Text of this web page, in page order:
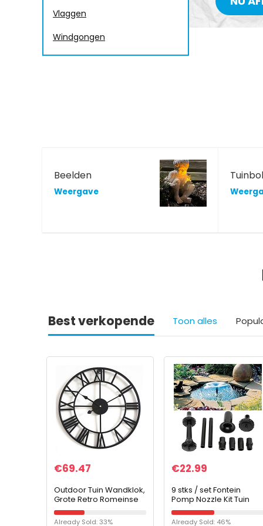
Vlaggen
Windgongen
Beelden
Weergave
Best verkopende Toon alles
€69.47
Outdoor Tuin Wandklok,
Grote Retro Romeinse
cijfers Tuin Klok Open
Gezicht Smeedijzeren
Already Sold: 33%
€22.99
9 stks / set Fontein
Pomp Nozzle Kit Tuin
Zwembad Vijver
Outdoor Fontein
Already Sold: 46%